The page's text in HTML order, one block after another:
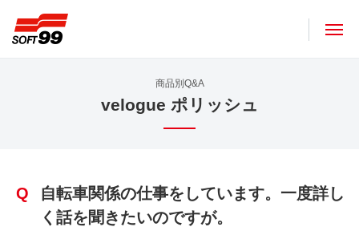
商品別Q&A
velogue ポリッシュ
Q
自転車関係の仕事をしています。一度詳し
く話を聞きたいのですが。